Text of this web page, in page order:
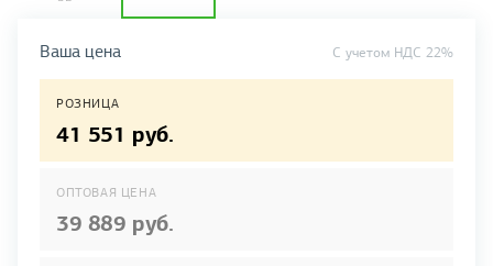
Ваша цена C учетом НДС 22%
РОЗНИЦА
41 551 руб.
ОПТОВАЯ ЦЕНА
39 889 руб.